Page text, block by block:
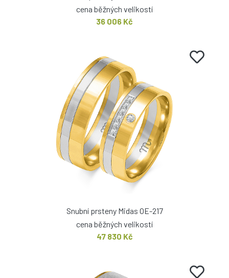
cena běžných velikostí
36 006 Kč
Snubní prsteny Midas OE-217
cena běžných velikostí
47 830 Kč